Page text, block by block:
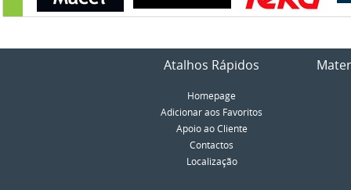
Atalhos Rápidos
Homepage
Adicionar aos Favoritos
Apoio ao Cliente
Contactos
Localização